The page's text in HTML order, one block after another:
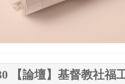
【論壇】基督教社福